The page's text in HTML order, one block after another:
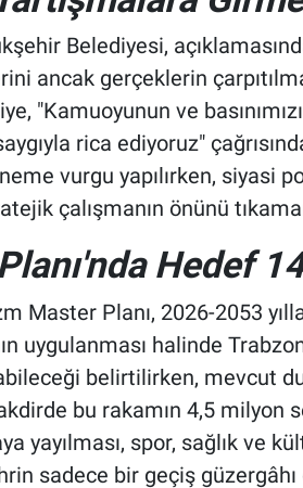
Belediyesi,
ancak gerçeklerin
"Kamuoyunun ve
rica ediyoruz"
vurgu yapılırken, siyasi
çalışmanın önünü
Hedef
Master Planı, 2026-2053
uygulanması halinde
belirtilirken, mevcut
bu rakamın 4,5
yayılması, spor, sağlık ve
sadece bir geçiş